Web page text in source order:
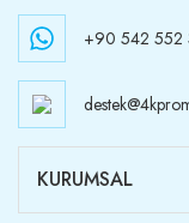
+90 542 552
KURUMSAL